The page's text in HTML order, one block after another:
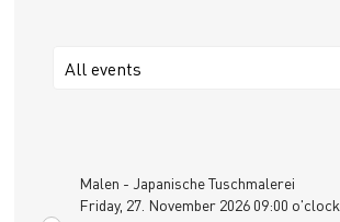
All events
Malen - Japanische Tuschmalerei
Friday, 27. November 2026 09:00 o'clock